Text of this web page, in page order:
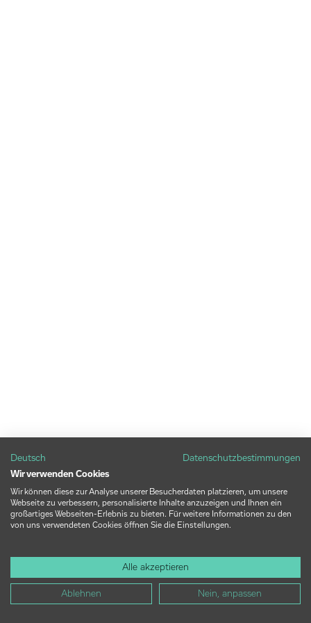
Deutsch
Datenschutzbestimmungen
Wir verwenden Cookies
Wir können diese zur Analyse unserer Besucherdaten platzieren, um unsere
Webseite zu verbessern, personalisierte Inhalte anzuzeigen und Ihnen ein
großartiges Webseiten-Erlebnis zu bieten. Für weitere Informationen zu den
von uns verwendeten Cookies öffnen Sie die Einstellungen.
Alle akzeptieren
Ablehnen Nein, anpassen